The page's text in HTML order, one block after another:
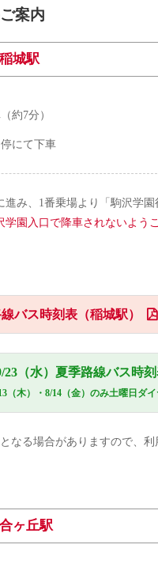
案内
城駅
約7分）
にて下車
進み、1番乗場より「駒沢学
学園入口で降車されないよう
バス時刻表（稲城駅）
23（水）夏季路線バス時刻
（木）・8/14（金）のみ土曜日ダイ
なる場合がありますので、利
ヶ丘駅